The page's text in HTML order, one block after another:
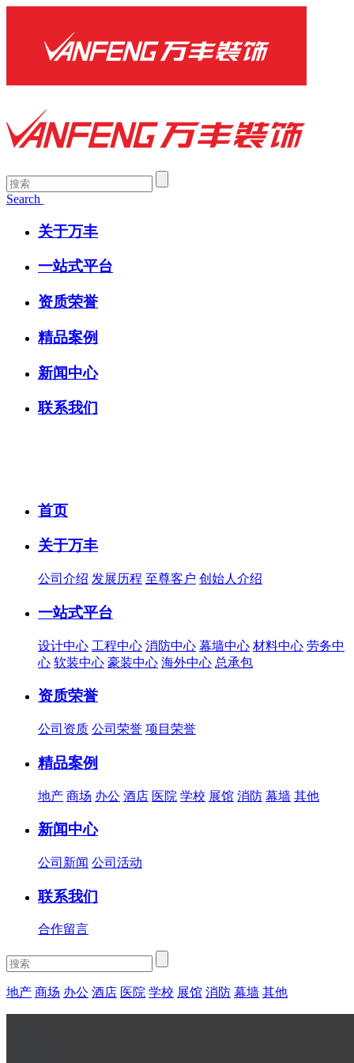
Search
关于万丰
一站式平台
资质荣誉
精品案例
新闻中心
联系我们
首页
关于万丰
公司介绍 发展历程 至尊客户 创始人介绍
一站式平台
设计中心 工程中心 消防中心 幕墙中心 材料中心 劳务中
心 软装中心 豪装中心 海外中心 总承包
资质荣誉
公司资质 公司荣誉 项目荣誉
精品案例
地产 商场 办公 酒店 医院 学校 展馆 消防 幕墙 其他
新闻中心
公司新闻 公司活动
联系我们
合作留言
地产 商场 办公 酒店 医院 学校 展馆 消防 幕墙 其他